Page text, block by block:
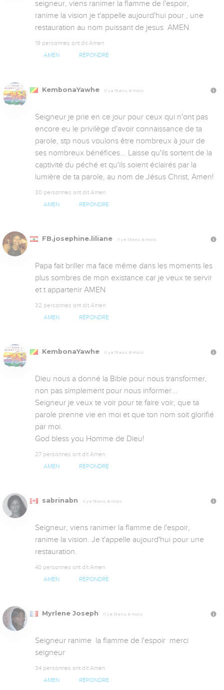
seigneur, viens ranimer la flamme de l'espoir,
ranime la vision je t'appelle aujourd'hui pour , une
restauration au nom puissant de jesus  AMEN
19 personnes ont dit Amen
AMEN RÉPONDRE
KembonaYawhe Il y a 13 ans, 6 mois
Seigneur je prie en ce jour pour ceux qui n'ont pas
encore eu le privilège d'avoir connaissance de ta
parole, stp nous voulons être nombreux à jouir de
ses nombreux bénéfices... Laisse qu'ils sortent de la
captivité du péché et qu'ils soient éclairés par la
lumière de ta parole, au nom de Jésus Christ, Amen!
30 personnes ont dit Amen
AMEN RÉPONDRE
FB.josephine.liliane Il y a 13 ans, 6 mois
Papa fait briller ma face même dans les moments les
plus sombres de mon existance car je veux te servir
et t appartenir AMEN
32 personnes ont dit Amen
AMEN RÉPONDRE
KembonaYawhe Il y a 13 ans, 6 mois
Dieu nous a donné la Bible pour nous transformer,
non pas simplement pour nous informer...
Seigneur je veux te voir pour te faire voir, que ta
parole prenne vie en moi et que ton nom soit glorifié
par moi.
God bless you Homme de Dieu!
27 personnes ont dit Amen
AMEN RÉPONDRE
sabrinabn Il y a 13 ans, 6 mois
Seigneur, viens ranimer la flamme de l'espoir,
ranime la vision. Je t'appelle aujourd'hui pour une
restauration.
40 personnes ont dit Amen
AMEN RÉPONDRE
Myrlene Joseph Il y a 13 ans, 6 mois
Seigneur ranime  la flamme de l'espoir  merci
seigneur
34 personnes ont dit Amen
AMEN RÉPONDRE